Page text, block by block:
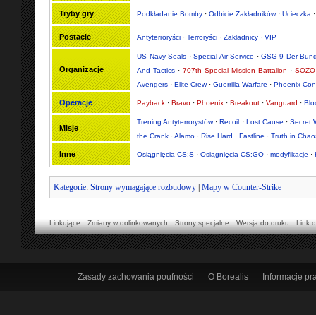
Tryby gry Podkładanie Bomby · Odbicie Zakładników· Ucieczka
Postacie Antyterroryści · Terroryści · Zakładnicy · VIP
Organizacje
US Navy Seals · Special Air Service · GSG-9 Der
And Tactics· 707th Special Mission Battalion ·
Avengers · Elite Crew· Guerrilla Warfare · Phoenix
Operacje Payback · Bravo · Phoenix · Breakout · Vanguard ·
Misje
Trening Antyterrorystów·Recoil · Lost Cause ·Secret
the Crank ·Alamo · Rise Hard · Fastline · Truth in
Inne Osiągnięcia CS:S · Osiągnięcia CS:GO · modyfikacje ·
Kategorie: Strony wymagające rozbudowy | Mapy w Counter-Strike
Linkujące Zmiany w dolinkowanych Strony specjalne Wersja do druku Link
Zasady zachowania poufności O Borealis Informacje